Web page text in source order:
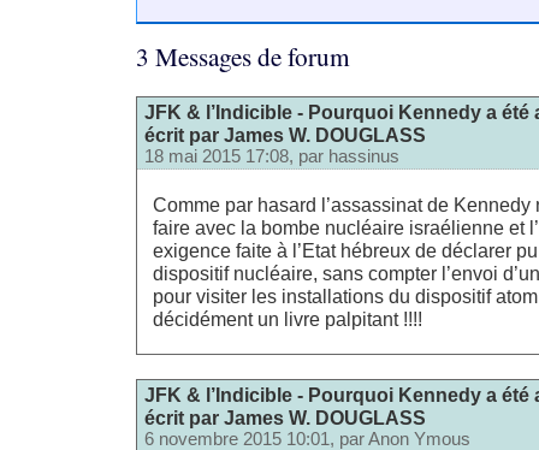
3 Messages de forum
JFK & l’Indicible - Pourquoi Kennedy a été
écrit par James W. DOUGLASS
18 mai 2015 17:08, par hassinus
Comme par hasard l’assassinat de Kennedy
faire avec la bombe nucléaire israélienne et
exigence faite à l’Etat hébreux de déclarer
dispositif nucléaire, sans compter l’envoi
pour visiter les installations du dispositif
décidément un livre palpitant !!!!
JFK & l’Indicible - Pourquoi Kennedy a été
écrit par James W. DOUGLASS
6 novembre 2015 10:01, parAnon Ymous